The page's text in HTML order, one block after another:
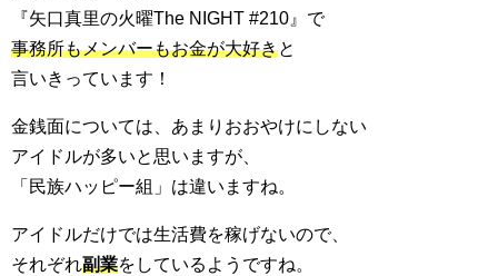
『矢口真里の火曜The NIGHT #210』で
事務所もメンバーもお金が大好きと
言いきっています！
金銭面については、あまりおおやけにしない
アイドルが多いと思いますが、
「民族ハッピー組」は違いますね。
アイドルだけでは生活費を稼げないので、
それぞれ副業をしているようですね。